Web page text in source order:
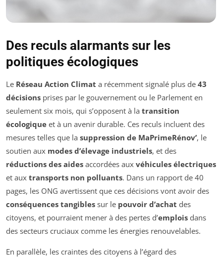
Des reculs alarmants sur les
politiques écologiques
Le Réseau Action Climat a récemment signalé plus de 43
décisions prises par le gouvernement ou le Parlement en
seulement six mois, qui s’opposent à la transition
écologique et à un avenir durable. Ces reculs incluent des
mesures telles que la suppression de MaPrimeRénov’, le
soutien aux modes d’élevage industriels, et des
réductions des aides accordées aux véhicules électriques
et aux transports non polluants. Dans un rapport de 40
pages, les ONG avertissent que ces décisions vont avoir des
conséquences tangibles sur le pouvoir d’achat des
citoyens, et pourraient mener à des pertes d’emplois dans
des secteurs cruciaux comme les énergies renouvelables.
En parallèle, les craintes des citoyens à l’égard des